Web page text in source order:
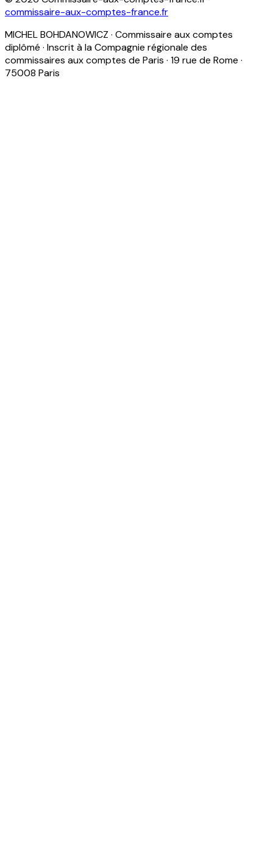
commissaire-aux-comptes-france.fr
MICHEL BOHDANOWICZ · Commissaire aux comptes
diplômé · Inscrit à la Compagnie régionale des
commissaires aux comptes de Paris · 19 rue de Rome ·
75008 Paris